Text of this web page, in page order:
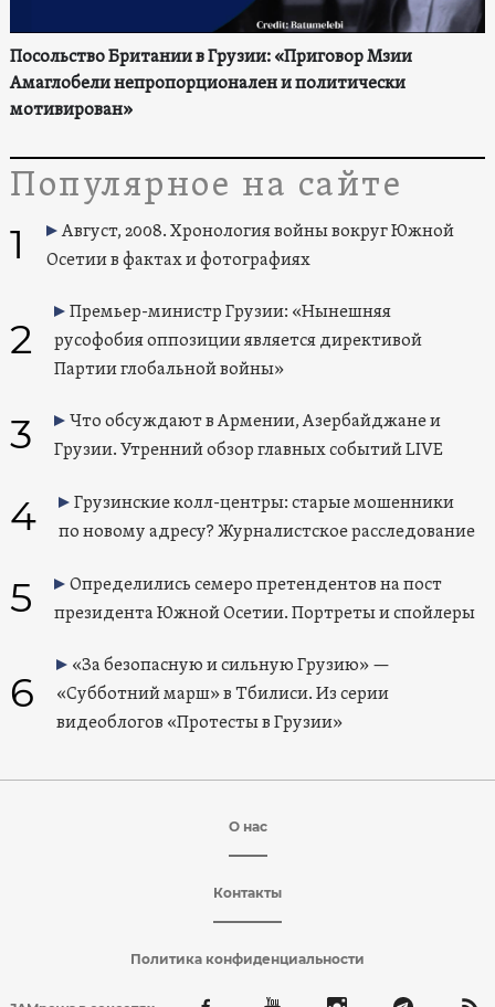
Посольство Британии в Грузии: «Приговор Мзии
Амаглобели непропорционален и политически
мотивирован»
Популярное на сайте
1
Август, 2008. Хронология войны вокруг Южной
Осетии в фактах и фотографиях
2
Премьер-министр Грузии: «Нынешняя
русофобия оппозиции является директивой
Партии глобальной войны»
3
Что обсуждают в Армении, Азербайджане и
Грузии. Утренний обзор главных событий LIVE
4
Грузинские колл-центры: старые мошенники
по новому адресу? Журналистское расследование
5
Определились семеро претендентов на пост
президента Южной Осетии. Портреты и спойлеры
6
«За безопасную и сильную Грузию» —
«Субботний марш» в Тбилиси. Из серии
видеоблогов «Протесты в Грузии»
О нас
Контакты
Политика конфиденциальности